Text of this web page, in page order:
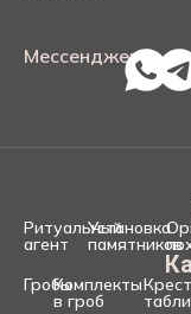
Мессенджеры:
Ритуальный
агент
Установка
памятников
ГробыКомплекты
в гроб